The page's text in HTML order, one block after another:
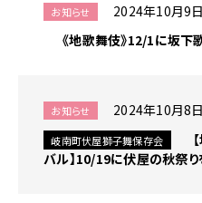
お知らせ 2024年10月9
《地歌舞伎》12/1に坂
お知らせ 2024年10月8
岐南町伏屋獅子舞保存会
バル】10/19に伏屋の秋祭り